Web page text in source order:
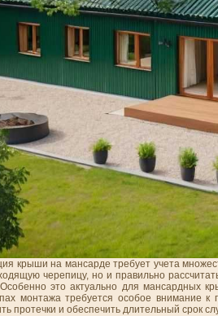
крыши на мансарде требует учета
черепицу, но и правильно
это актуально для мансардных
монтажа требуется особое внимание
протечки и обеспечить длительный срок